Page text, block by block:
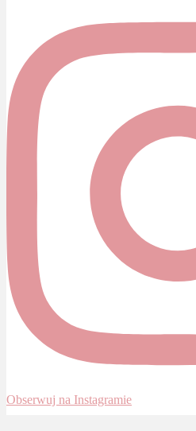
Obserwuj na Instagramie